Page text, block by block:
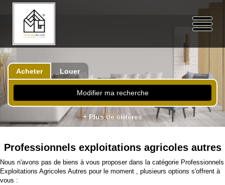
Acheter Louer
Modifier ma recherche
+ Plus de critères
Professionnels exploitations agricoles autres
Nous n'avons pas de biens à vous proposer dans la catégorie Professionnels
Exploitations Agricoles Autres pour le moment , plusieurs options s'offrent à
vous :